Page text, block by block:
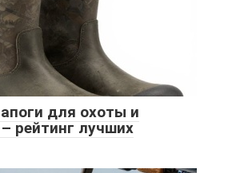
для охоты и
рейтинг лучших